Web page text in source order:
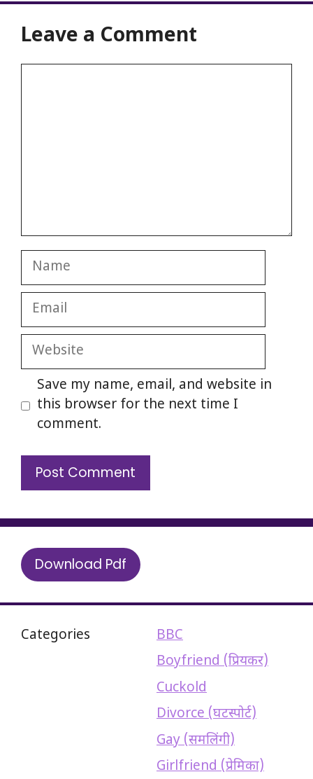
Leave a Comment
Name
Email
Website
Save my name, email, and website in
this browser for the next time I
comment.
Download Pdf
Categories
BBC
Boyfriend (प्रियकर)
Cuckold
Divorce (घटस्पोर्ट)
Gay (समलिंगी)
Girlfriend (प्रेमिका)